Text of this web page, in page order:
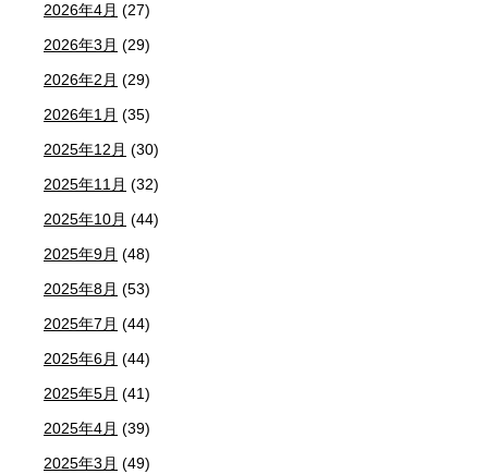
2026年4月 (27)
2026年3月 (29)
2026年2月 (29)
2026年1月 (35)
2025年12月 (30)
2025年11月 (32)
2025年10月 (44)
2025年9月 (48)
2025年8月 (53)
2025年7月 (44)
2025年6月 (44)
2025年5月 (41)
2025年4月 (39)
2025年3月 (49)